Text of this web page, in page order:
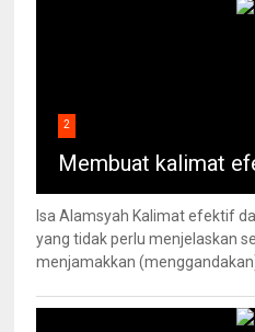
2
Membuat kalimat
Isa Alamsyah Kalimat efektif
yang tidak perlu menjelaskan
menjamakkan